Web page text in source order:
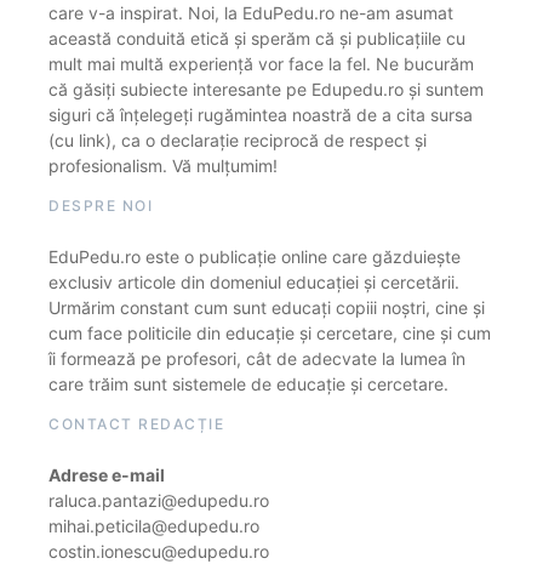
care v-a inspirat. Noi, la EduPedu.ro ne-am asumat
această conduită etică și sperăm că și publicațiile cu
mult mai multă experiență vor face la fel. Ne bucurăm
că găsiți subiecte interesante pe Edupedu.ro și suntem
siguri că înțelegeți rugămintea noastră de a cita sursa
(cu link), ca o declarație reciprocă de respect și
profesionalism. Vă mulțumim!
DESPRE NOI
EduPedu.ro este o publicație online care găzduiește
exclusiv articole din domeniul educației și cercetării.
Urmărim constant cum sunt educați copiii noștri, cine și
cum face politicile din educație și cercetare, cine și cum
îi formează pe profesori, cât de adecvate la lumea în
care trăim sunt sistemele de educație și cercetare.
CONTACT REDACȚIE
Adrese e-mail
raluca.pantazi@edupedu.ro
mihai.peticila@edupedu.ro
costin.ionescu@edupedu.ro